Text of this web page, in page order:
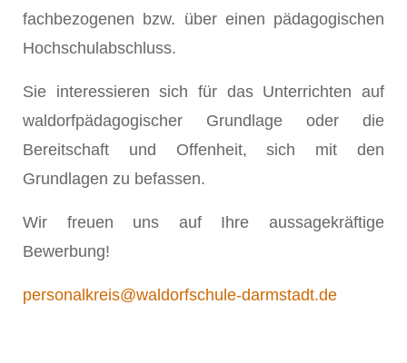
fachbezogenen bzw. über einen pädagogischen
Hochschulabschluss.
Sie interessieren sich für das Unterrichten auf
waldorfpädagogischer Grundlage oder die
Bereitschaft und Offenheit, sich mit den
Grundlagen zu befassen.
Wir freuen uns auf Ihre aussagekräftige
Bewerbung!
personalkreis@waldorfschule-darmstadt.de